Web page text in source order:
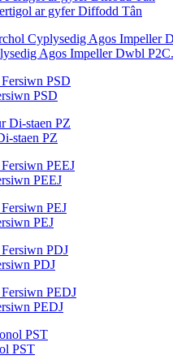
ar gyfer Diffodd Tân
Agos Impeller Dwbl
PSD
staen PZ
PEEJ
PEJ
PDJ
PEDJ
PST